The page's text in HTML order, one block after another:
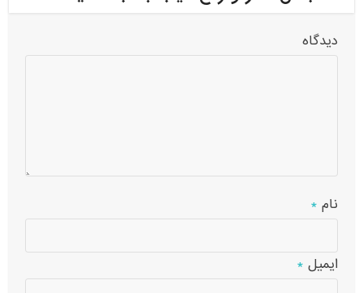
دیدگاه
نام*
ایمیل*